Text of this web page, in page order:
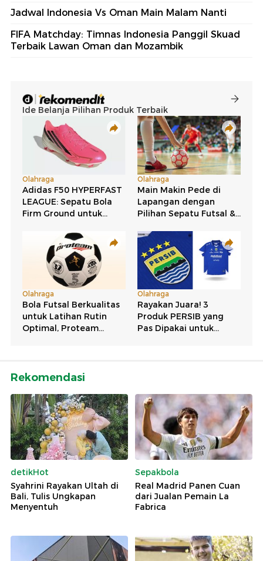
Jadwal Indonesia Vs Oman Main Malam Nanti
FIFA Matchday: Timnas Indonesia Panggil Skuad
Terbaik Lawan Oman dan Mozambik
Rekomendasi
detikHot
Syahrini Rayakan Ultah di
Bali, Tulis Ungkapan
Menyentuh
Sepakbola
Real Madrid Panen Cuan
dari Jualan Pemain La
Fabrica